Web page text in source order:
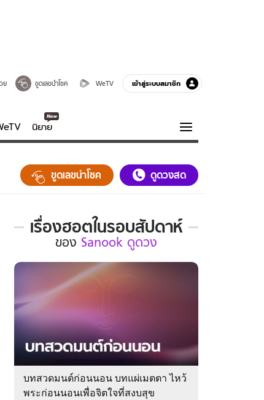
ย ขูดเลขนำโชค WeTV เข้าสู่ระบบสมาชิก
นิยาย
ความรู้รอบตัว
ฮาวทู
ขูดเลขนำโชค ดูดวงสด
เรื่องฮอตในรอบสัปดาห์
เรื่อง
ใน
รอบ
ของ
Sanook
ดูด
ของ Sanook ดูดวง
บทสวดมนต์ก่อนนอน บทแผ่เมตตา ไหว้
พระก่อนนอนเพื่อจิตใจที่สงบสุข